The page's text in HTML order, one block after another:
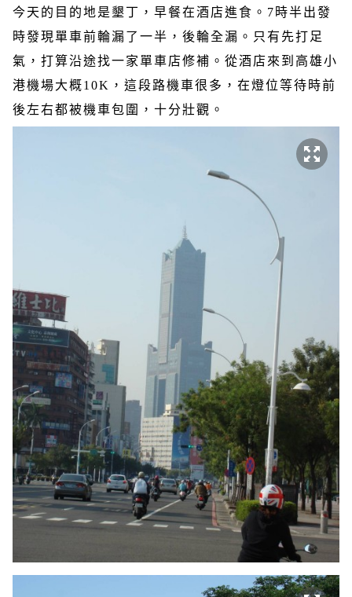
今天的目的地是墾丁，早餐在酒店進食。 7 時半出發
時發現單車前輪漏了一半，後輪全漏。只有先打足
氣，打算沿途找一家單車店修補。從酒店來到高雄小
港機場大概10K ，這段路機車很多，在燈位等待時前
後左右都被機車包圍，十分壯觀。